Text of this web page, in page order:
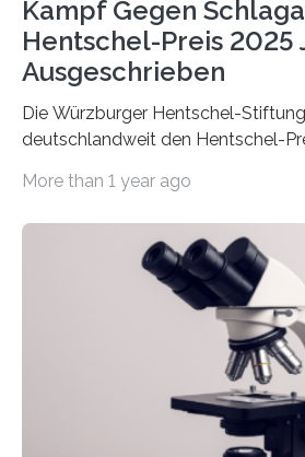
Kampf Gegen
Hentschel-Preis 2025
Ausgeschrieben
Die Würzburger Hentschel-
deutschlandweit den Hentschel-
hochrangige wissenschaftliche
Schlaganfall“ mit Sitz in Würzburg
Schlaganfallforschung, um die
Betroffenen zu verbessern. Dazu
diesem Jahr wieder
Preis aus. Er richtet sich gezielt an
Forscherinnen und Forscher unter
werden soll eine herausragende
hochrangige wissenschaftliche
More than 1 year ago